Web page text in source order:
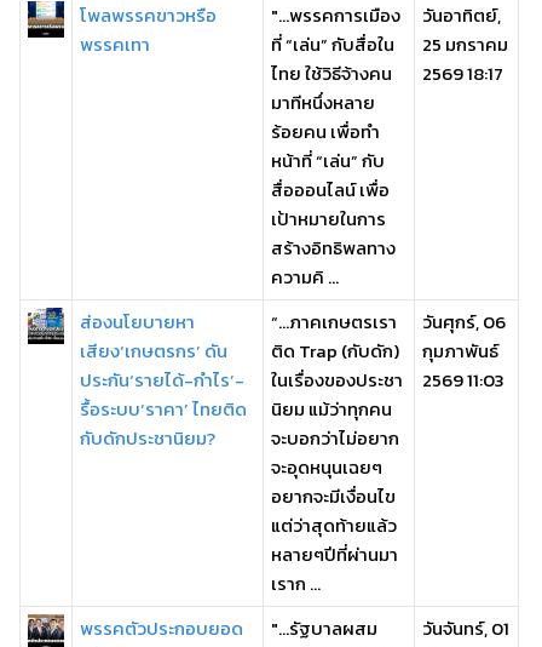
โพลพรรคขาวหรือ
พรรคเทา
"...พรรคการเมือง
ที่ “เล่น” กับสื่อใน
ไทย ใช้วิธีจ้างคน
มาทีหนึ่งหลาย
ร้อยคน เพื่อทำ
หน้าที่ “เล่น” กับ
สื่อออนไลน์ เพื่อ
เป้าหมายในการ
สร้างอิทธิพลทาง
ความคิ ...
วันอาทิตย์,
25 มกราคม
2569 18:17
ส่องนโยบายหา
เสียง‘เกษตรกร’ ดัน
ประกัน‘รายได้-กำไร’-
รื้อระบบ‘ราคา’ ไทยติด
กับดักประชานิยม?
“…ภาคเกษตรเรา
ติด Trap (กับดัก)
ในเรื่องของประชา
นิยม แม้ว่าทุกคน
จะบอกว่าไม่อยาก
จะอุดหนุนเฉยๆ
อยากจะมีเงื่อนไข
แต่ว่าสุดท้ายแล้ว
หลายๆปีที่ผ่านมา
เราก ...
วันศุกร์, 06
กุมภาพันธ์
2569 11:03
พรรคตัวประกอบยอด
"...รัฐบาลผสม
วันจันทร์, 01